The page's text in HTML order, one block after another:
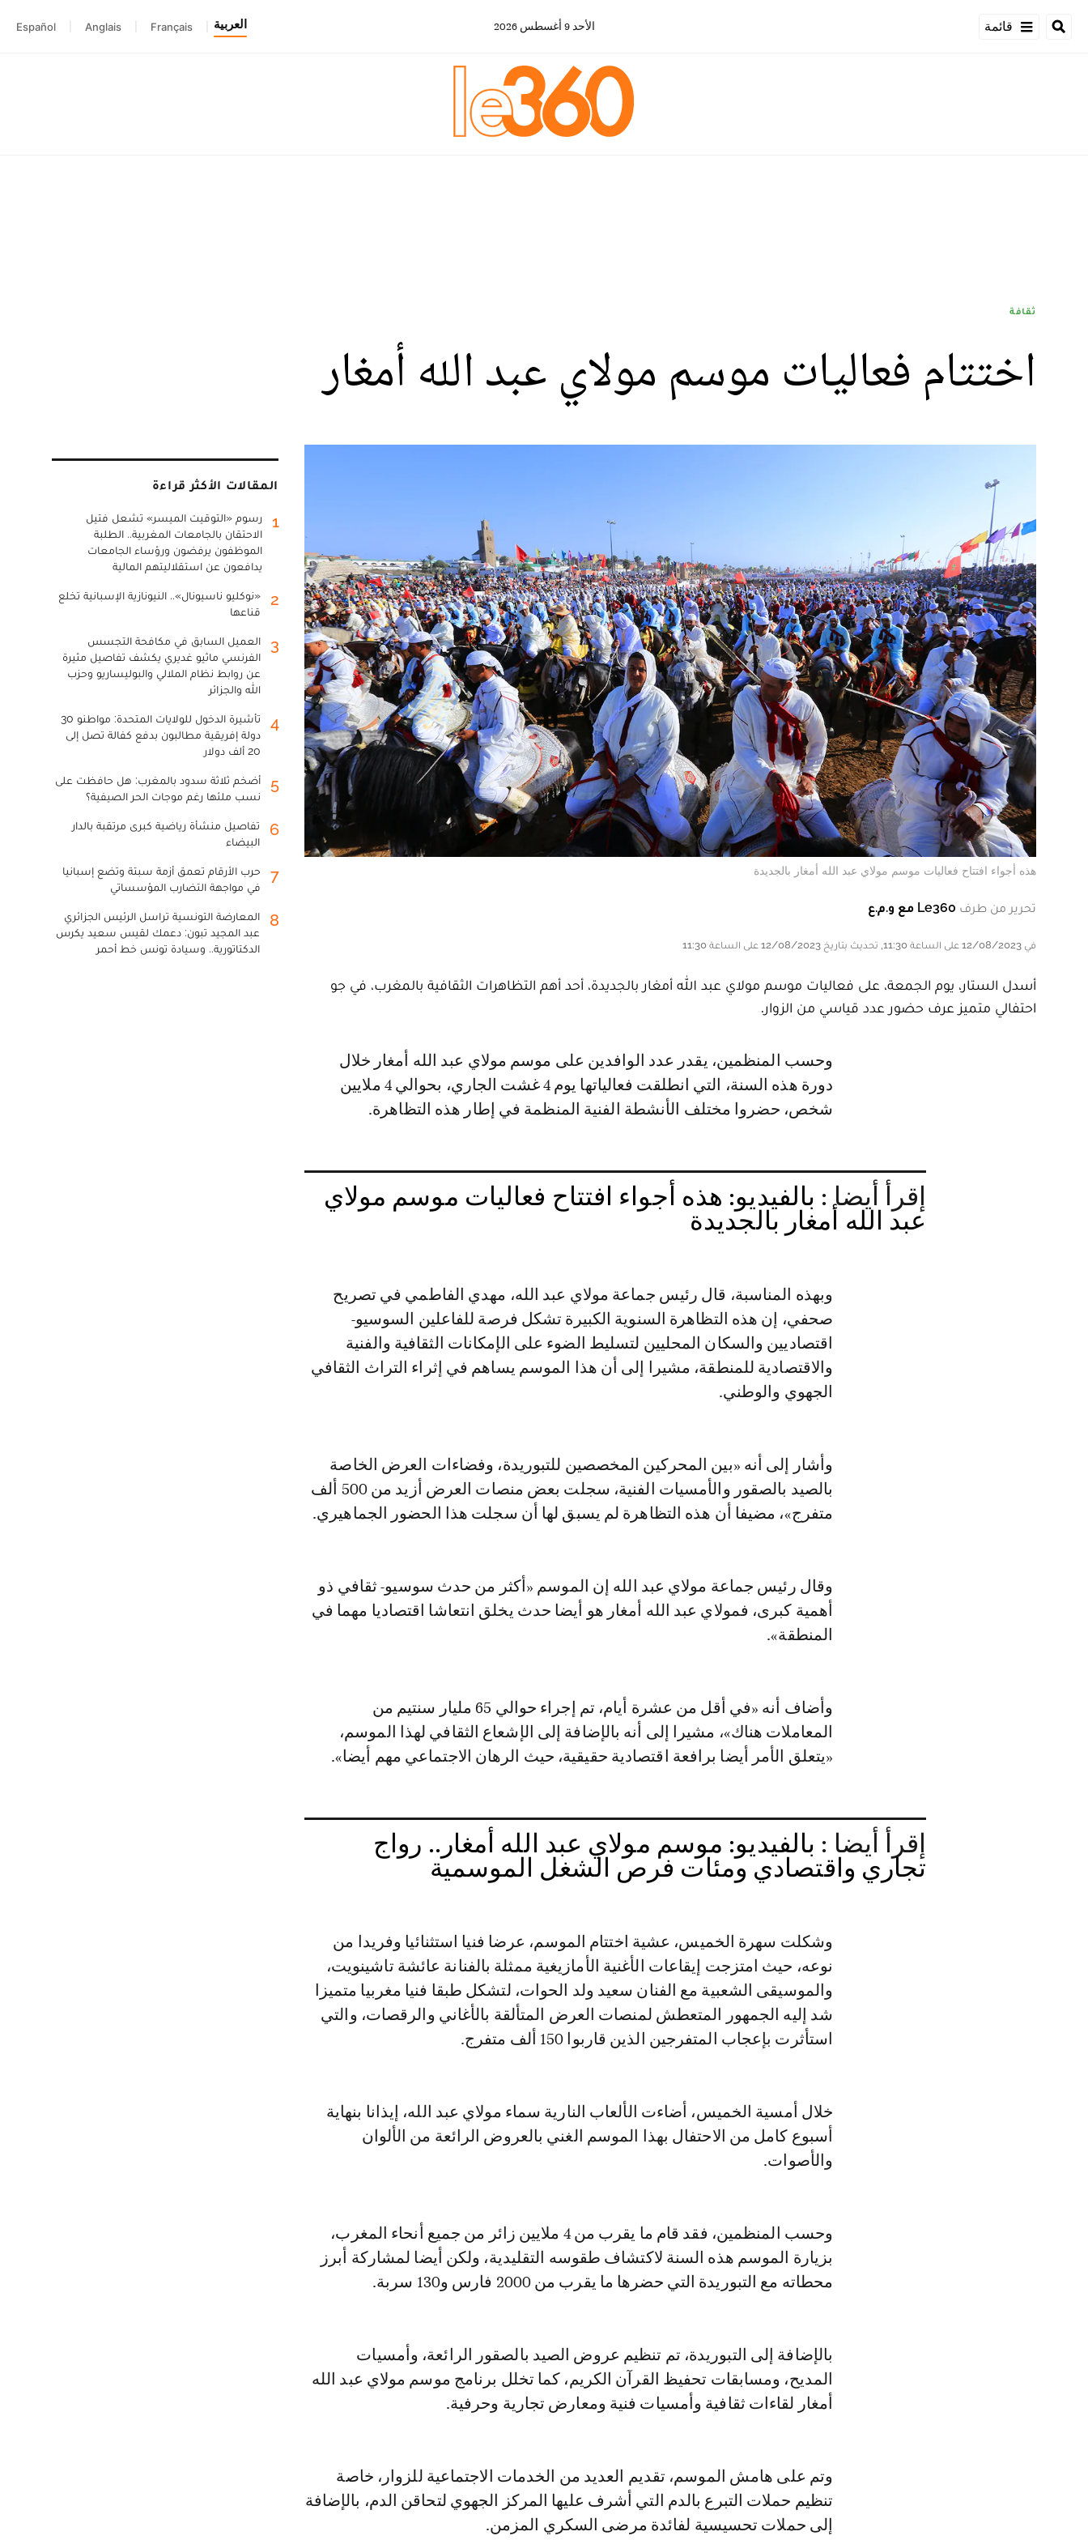
قائمة الأحد 9 أغسطس 2026 العربية Français
Anglais
Español
ثقافة
اختتام فعاليات موسم مولاي عبد الله أمغار
هذه أجواء افتتاح فعاليات موسم مولاي عبد الله أمغار بالجديدة
تحرير من طرف Le360 مع و.م.ع
في 12/08/2023 على الساعة 11:30, تحديث بتاريخ 12/08/2023 على الساعة 11:30
أسدل الستار، يوم الجمعة، على فعاليات موسم مولاي عبد الله أمغار بالجديدة، أحد أهم التظاهرات الثقافية بالمغرب، في جو
احتفالي متميز عرف حضور عدد قياسي من الزوار.
وحسب المنظمين، يقدر عدد الوافدين على موسم مولاي عبد الله أمغار خلال
دورة هذه السنة، التي انطلقت فعالياتها يوم 4 غشت الجاري، بحوالي 4 ملايين
شخص، حضروا مختلف الأنشطة الفنية المنظمة في إطار هذه التظاهرة.
إقرأ أيضا : بالفيديو: هذه أجواء افتتاح فعاليات موسم مولاي
عبد الله أمغار بالجديدة
وبهذه المناسبة، قال رئيس جماعة مولاي عبد الله، مهدي الفاطمي في تصريح
صحفي، إن هذه التظاهرة السنوية الكبيرة تشكل فرصة للفاعلين السوسيو-
اقتصاديين والسكان المحليين لتسليط الضوء على الإمكانات الثقافية والفنية
والاقتصادية للمنطقة، مشيرا إلى أن هذا الموسم يساهم في إثراء التراث الثقافي
الجهوي والوطني.
وأشار إلى أنه «بين المحركين المخصصين للتبوريدة، وفضاءات العرض الخاصة
بالصيد بالصقور والأمسيات الفنية، سجلت بعض منصات العرض أزيد من 500 ألف
متفرج»، مضيفا أن هذه التظاهرة لم يسبق لها أن سجلت هذا الحضور الجماهيري.
وقال رئيس جماعة مولاي عبد الله إن الموسم «أكثر من حدث سوسيو- ثقافي ذو
أهمية كبرى، فمولاي عبد الله أمغار هو أيضا حدث يخلق انتعاشا اقتصاديا مهما في
المنطقة».
وأضاف أنه «في أقل من عشرة أيام، تم إجراء حوالي 65 مليار سنتيم من
المعاملات هناك»، مشيرا إلى أنه بالإضافة إلى الإشعاع الثقافي لهذا الموسم،
«يتعلق الأمر أيضا برافعة اقتصادية حقيقية، حيث الرهان الاجتماعي مهم أيضا».
إقرأ أيضا : بالفيديو: موسم مولاي عبد الله أمغار.. رواج
تجاري واقتصادي ومئات فرص الشغل الموسمية
وشكلت سهرة الخميس، عشية اختتام الموسم، عرضا فنيا استثنائيا وفريدا من
نوعه، حيث امتزجت إيقاعات الأغنية الأمازيغية ممثلة بالفنانة عائشة تاشينويت،
والموسيقى الشعبية مع الفنان سعيد ولد الحوات، لتشكل طبقا فنيا مغربيا متميزا
شد إليه الجمهور المتعطش لمنصات العرض المتألقة بالأغاني والرقصات، والتي
استأثرت بإعجاب المتفرجين الذين قاربوا 150 ألف متفرج.
خلال أمسية الخميس، أضاءت الألعاب النارية سماء مولاي عبد الله، إيذانا بنهاية
أسبوع كامل من الاحتفال بهذا الموسم الغني بالعروض الرائعة من الألوان
والأصوات.
وحسب المنظمين، فقد قام ما يقرب من 4 ملايين زائر من جميع أنحاء المغرب،
بزيارة الموسم هذه السنة لاكتشاف طقوسه التقليدية، ولكن أيضا لمشاركة أبرز
محطاته مع التبوريدة التي حضرها ما يقرب من 2000 فارس و130 سربة.
بالإضافة إلى التبوريدة، تم تنظيم عروض الصيد بالصقور الرائعة، وأمسيات
المديح، ومسابقات تحفيظ القرآن الكريم، كما تخلل برنامج موسم مولاي عبد الله
أمغار لقاءات ثقافية وأمسيات فنية ومعارض تجارية وحرفية.
وتم على هامش الموسم، تقديم العديد من الخدمات الاجتماعية للزوار، خاصة
تنظيم حملات التبرع بالدم التي أشرف عليها المركز الجهوي لتحاقن الدم، بالإضافة
إلى حملات تحسيسية لفائدة مرضى السكري المزمن.
المقالات الأكثر قراءة
1
رسوم «التوقيت الميسر» تشعل فتيل
الاحتقان بالجامعات المغربية.. الطلبة
الموظفون يرفضون ورؤساء الجامعات
يدافعون عن استقلاليتهم المالية
2
«نوكليو ناسيونال».. النيونازية الإسبانية تخلع
قناعها
3
العميل السابق في مكافحة التجسس
الفرنسي ماثيو غديري يكشف تفاصيل مثيرة
عن روابط نظام الملالي والبوليساريو وحزب
الله والجزائر
4
تأشيرة الدخول للولايات المتحدة: مواطنو 30
دولة إفريقية مطالبون بدفع كفالة تصل إلى
20 ألف دولار
5
أضخم ثلاثة سدود بالمغرب: هل حافظت على
نسب ملئها رغم موجات الحر الصيفية؟
6
تفاصيل منشأة رياضية كبرى مرتقبة بالدار
البيضاء
7
حرب الأرقام تعمق أزمة سبتة وتضع إسبانيا
في مواجهة التضارب المؤسساتي
8
المعارضة التونسية تراسل الرئيس الجزائري
عبد المجيد تبون: دعمك لقيس سعيد يكرس
الدكتاتورية.. وسيادة تونس خط أحمر